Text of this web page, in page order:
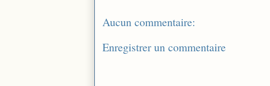
Aucun commentaire:
Enregistrer un commentaire